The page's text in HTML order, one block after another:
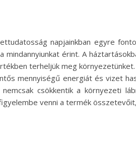
napjainkban egyre
mindannyiunkat érint. A
terheljük meg
mennyiségű energiát és vizet
nemcsak csökkentik a környezeti
venni a termék